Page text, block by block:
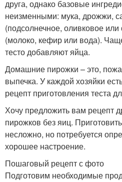
друга, однако базовые
неизменными: мука, дрожжи,
(подсолнечное, оливковое
(молоко, кефир или вода).
тесто добавляют яйца.
Домашние пирожки – это,
выпечка. У каждой хозяйки
рецепт приготовления теста
Хочу предложить вам рецепт
пирожков без яиц.
несложно, но потребуется
хорошее настроение.
Пошаговый рецепт с фото
Подготовим необходимые